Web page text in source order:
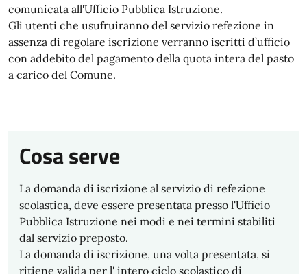
comunicata all'Ufficio Pubblica Istruzione.
Gli utenti che usufruiranno del servizio refezione in
assenza di regolare iscrizione verranno iscritti d’ufficio
con addebito del pagamento della quota intera del pasto
a carico del Comune.
Cosa serve
La domanda di iscrizione al servizio di refezione
scolastica, deve essere presentata presso l'Ufficio
Pubblica Istruzione nei modi e nei termini stabiliti
dal servizio preposto.
La domanda di iscrizione, una volta presentata, si
ritiene valida per l' intero ciclo scolastico di